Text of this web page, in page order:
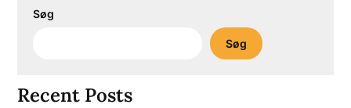
Søg
Søg
Recent Posts